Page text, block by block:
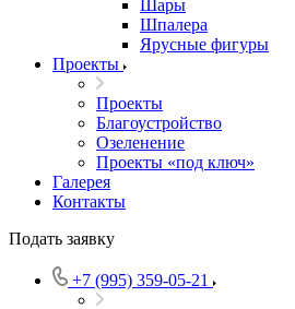
Шары
Шпалера
Ярусные фигуры
Проекты
Проекты
Благоустройство
Озеленение
Проекты «под ключ»
Галерея
Контакты
Подать заявку
+7 (995) 359-05-21